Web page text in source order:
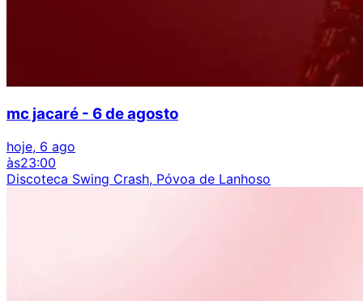
mc jacaré - 6 de agosto
hoje, 6 ago
às23:00
Discoteca Swing Crash, Póvoa de Lanhoso